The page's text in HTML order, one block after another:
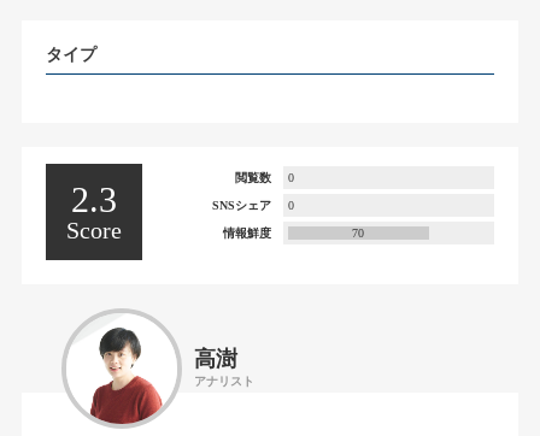
タイプ
2.3
Score
閲覧数 0
SNSシェア 0
情報鮮度 70
高澍
アナリスト